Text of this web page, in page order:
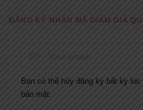
ĐĂNG KÝ NHẬN MÃ GIẢM GIÁ
Bạn có thể hủy đăng ký bất kỳ lúc
bảo mật.